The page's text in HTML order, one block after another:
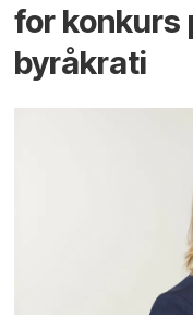
for konkurs
byråkrati